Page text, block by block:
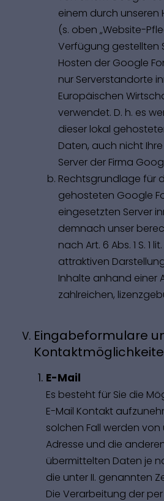
einem durch unseren
(s. oben „Website-
Verfügung gestellten
Hosten der Google
nur Serverstandorte
Europäischen
verwendet. D. h. es
dieser lokal
Daten, auch nicht
Server der Firma
Rechtsgrundlage für
gehosteten Google
eingesetzten Server
demnach unser
nach Art. 6 Abs. 1 S. 1
attraktiven
Inhalte anhand einer
zahlreichen,
Eingabeformulare
E-Mail
Es besteht für Sie die
E-Mail Kontakt
solchen Fall werden von
Adresse und die
übermittelten Daten je
die unter II. genannten
Die Verarbeitung der per